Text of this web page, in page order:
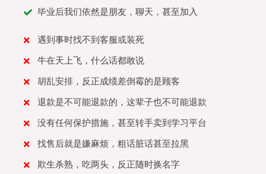
毕业后我们依然是朋友，聊天，甚至加入
遇到事时找不到客服或装死
牛在天上飞，什么话都敢说
胡乱安排，反正成绩差倒霉的是顾客
退款是不可能退款的，这辈子也不可能退款
没有任何保护措施，甚至转手卖到学习平台
找售后就是嫌麻烦，粗话脏话甚至拉黑
欺生杀熟，吃两头，反正随时换名字